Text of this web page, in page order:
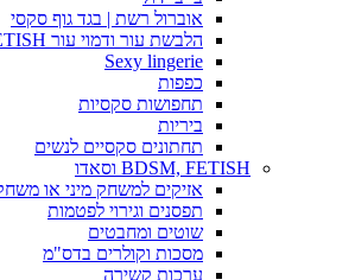
אוברול רשת | בגד גוף סקסי
הלבשת עור ודמוי עור FETISH
Sexy lingerie
כפפות
תחפושות סקסיות
ביריות
תחתונים סקסיים לנשים
BDSM, FETISH וסאדו
אזיקים למשחק מיני או
תפסנים וגירוי לפטמות
שוטים ומחבטים
מסכות וקולרים בדס"מ
ערכות קשירה